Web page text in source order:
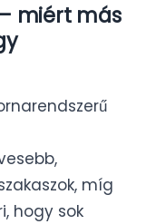
miért más
míg
hogy sok